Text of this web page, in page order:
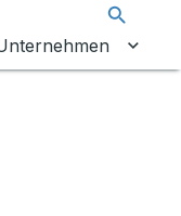
umschalten